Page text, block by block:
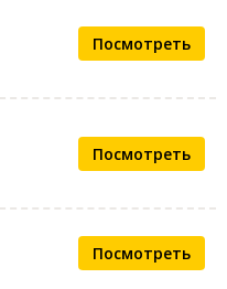
Посмотреть
Посмотреть
Посмотреть